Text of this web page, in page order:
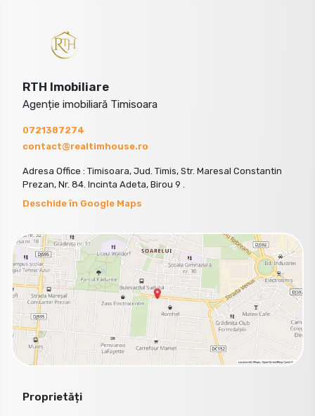
RTH Imobiliare
Agenție imobiliară Timisoara
0721387274
contact@realtimhouse.ro
Adresa Office : Timisoara, Jud. Timis, Str. Maresal Constantin
Prezan, Nr. 84. Incinta Adeta, Birou 9 .
Deschide în Google Maps
Proprietăți